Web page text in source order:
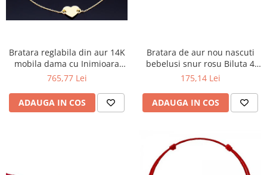
Bratara reglabila din aur 14K
mobila dama cu Inimioara
gravabila
765,77 Lei
ADAUGA IN COS
Bratara de aur nou nascuti
bebelusi snur rosu Biluta 4
mm
175,14 Lei
ADAUGA IN COS